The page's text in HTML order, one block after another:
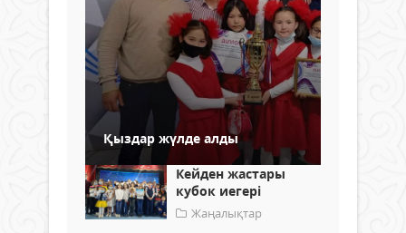
Қыздар жүлде алды
Кейден жастары
кубок иегері
Жаңалықтар